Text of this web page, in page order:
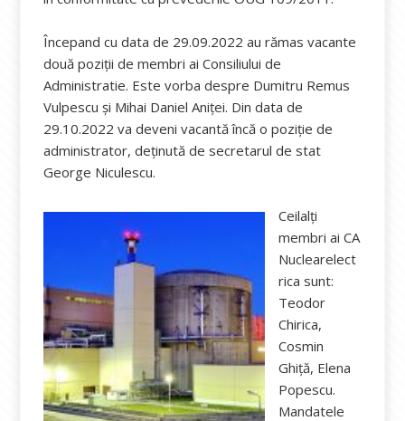
Începand cu data de 29.09.2022 au rămas vacante
două poziții de membri ai Consiliului de
Administratie. Este vorba despre Dumitru Remus
Vulpescu și Mihai Daniel Aniței. Din data de
29.10.2022 va deveni vacantă încă o poziție de
administrator, deținută de secretarul de stat
George Niculescu.
Ceilalți
membri ai CA
Nuclearelect
rica sunt:
Teodor
Chirica,
Cosmin
Ghiță, Elena
Popescu.
Mandatele